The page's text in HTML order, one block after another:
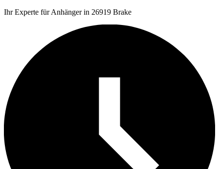
Ihr Experte für Anhänger in 26919 Brake